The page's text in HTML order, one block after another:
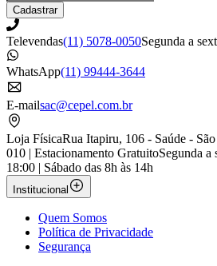
Cadastrar
Televendas(11) 5078-0050Segunda a
WhatsApp(11) 99444-3644
E-mailsac@cepel.com.br
Loja FísicaRua Itapiru, 106 - Saúde -
010 | Estacionamento GratuitoSegunda a
18:00 | Sábado das 8h às 14h
Institucional
Quem Somos
Política de Privacidade
Segurança